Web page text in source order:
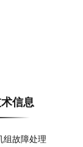
信息
组故障处理